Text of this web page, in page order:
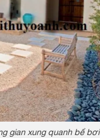
gian xung quanh bể bơi